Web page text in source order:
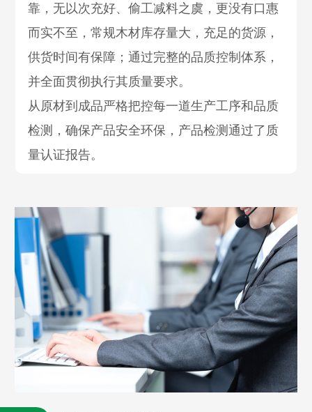
靠，无以次充好、偷工减料之虞，更没有口惠
而实不至，常规木材库存量大，充足的货源，
供货时间有保障；通过完整的品质控制体系，
并全面贯彻执行其质量要求。
从原材到成品严格把控每一道生产工序和品质
检测，确保产品安全环保，产品检测通过了质
量认证报告。